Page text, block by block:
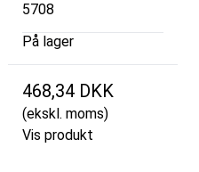
5708
På lager
468,34 DKK
(ekskl. moms)
Vis produkt